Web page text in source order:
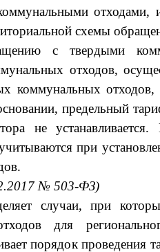
схемы
с твердыми
отходов,
коммунальных
предельный
не
при
№ 503-ФЗ)
случаи, при
для
порядок проведения